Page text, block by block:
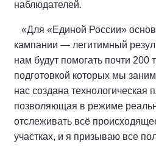
наблюдателей.
«Для «Единой России»
кампании — легитимный
нам будут помогать почти 200
подготовкой которых мы
нас создана технологическая
позволяющая в режиме
отслеживать всё
участках, и я призываю все